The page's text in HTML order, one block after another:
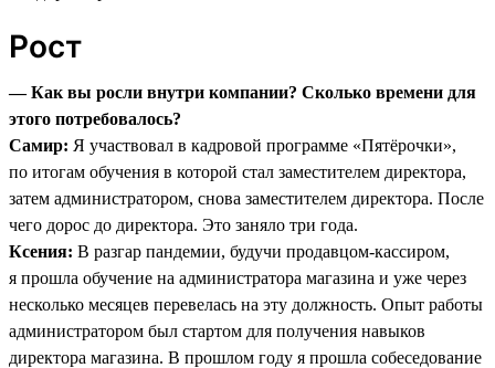
Рост
— Как вы росли внутри компании? Сколько времени для
этого потребовалось?
Самир: Я участвовал в кадровой программе «Пятёрочки»,
по итогам обучения в которой стал заместителем директора,
затем администратором, снова заместителем директора. После
чего дорос до директора. Это заняло три года.
Ксения: В разгар пандемии, будучи продавцом-кассиром,
я прошла обучение на администратора магазина и уже через
несколько месяцев перевелась на эту должность. Опыт работы
администратором был стартом для получения навыков
директора магазина. В прошлом году я прошла собеседование